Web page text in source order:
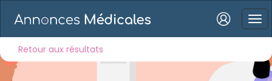
Retour aux résultats